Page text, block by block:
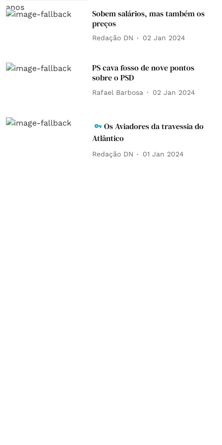
Sobem salários, mas também os
preços
Redação DN 02 Jan 2024
PS cava fosso de nove pontos
sobre o PSD
Rafael Barbosa 02 Jan 2024
Os Aviadores da travessia do
Atlântico
Redação DN 01 Jan 2024